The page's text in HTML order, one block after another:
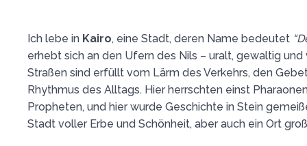
Ich lebe in Kairo, eine Stadt, deren Name bedeutet
erhebt sich an den Ufern des Nils – uralt, gewaltig
Straßen sind erfüllt vom Lärm des Verkehrs, den
Rhythmus des Alltags. Hier herrschten einst
Propheten, und hier wurde Geschichte in Stein
Stadt voller Erbe und Schönheit, aber auch ein Ort